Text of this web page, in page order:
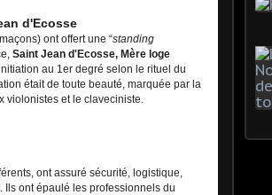
d'Ecosse
ont offert une “standing
Saint Jean d'Ecosse, Mère loge
au 1er degré selon le rituel du
était de toute beauté, marquée par la
violonistes et le claveciniste.
ont assuré sécurité, logistique,
Ils ont épaulé les professionnels du